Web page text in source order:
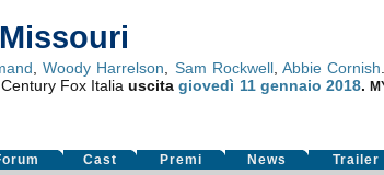
,Woody Harrelson Sam Rockwell,Abbie Cornish
Fox Italiauscitagiovedì 11 gennaio 2018.
Cast Premi News Trailer